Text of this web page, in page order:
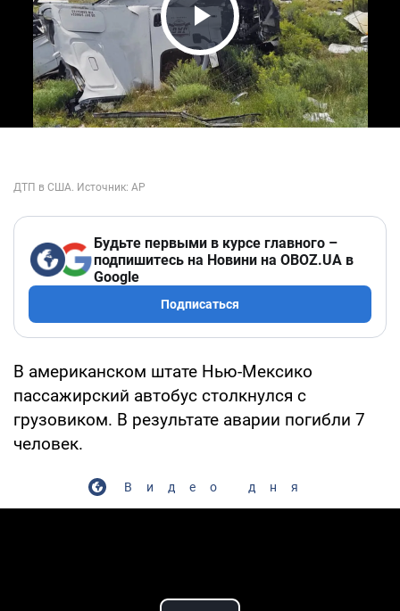
Play Video
Будьте первыми в курсе главного –
подпишитесь на Новини на OBOZ.UA в
Google
Подписаться
В американском штате Нью-Мексико
пассажирский автобус столкнулся с
грузовиком. В результате аварии погибли 7
человек.
Видео дня